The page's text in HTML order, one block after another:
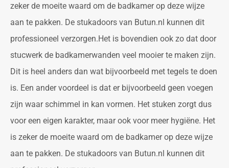
zeker de moeite waard om de badkamer op deze wijze
aan te pakken. De stukadoors van Butun.nl kunnen dit
professioneel verzorgen.Het is bovendien ook zo dat door
stucwerk de badkamerwanden veel mooier te maken zijn.
Dit is heel anders dan wat bijvoorbeeld met tegels te doen
is. Een ander voordeel is dat er bijvoorbeeld geen voegen
zijn waar schimmel in kan vormen. Het stuken zorgt dus
voor een eigen karakter, maar ook voor meer hygiëne. Het
is zeker de moeite waard om de badkamer op deze wijze
aan te pakken. De stukadoors van Butun.nl kunnen dit